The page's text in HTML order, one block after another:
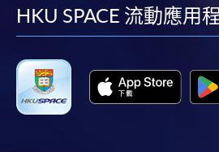
facebook
HKU SPACE 流動應用